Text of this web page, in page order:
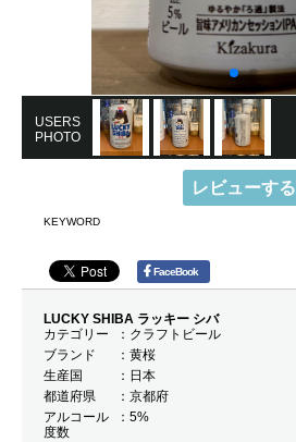
USERS
PHOTO
レビューする
KEYWORD
FaceBook
LUCKY SHIBA ラッキー シバ
カテゴリー
クラフトビール
ブランド
黄桜
生産国
日本
都道府県
京都府
アルコール
度数
5%